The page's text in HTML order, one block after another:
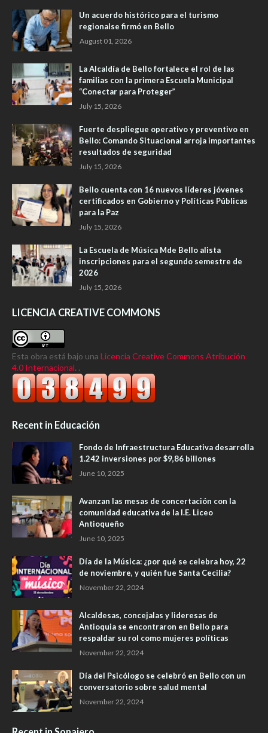
Un acuerdo histórico para el turismo
regionalse firmó en Bello
August 01, 2026
La Alcaldía de Bello fortalece el rol de las
familias con la primera Escuela Municipal
“Conectar para Proteger”
July 15, 2026
Fuerte despliegue operativo y preventivo en
Bello: Comando Situacional arroja importantes
resultados de seguridad
July 15, 2026
Bello cuenta con 16 nuevos líderes jóvenes
certificados en Gobierno y Políticas Públicas
para la Paz
July 15, 2026
La Escuela de Música Mde Bello alista
inscripciones para el segundo semestre de
2026
July 15, 2026
LICENCIA CREATIVE COMMONS
Esta obra está bajo una Licencia Creative Commons Atribución
4.0 Internacional. .
Recent in Educación
Fondo de Infraestructura Educativa desarrolla
1.242 inversiones por $9,86 billones
June 10, 2025
Avanzan las mesas de concertación con la
comunidad educativa de la I.E. Liceo
Antioqueño
June 10, 2025
Día de la Música: ¿por qué se celebra hoy, 22
de noviembre, y quién fue Santa Cecilia?
November 22, 2024
Alcaldesas, concejalas y lideresas de
Antioquia se encontraron en Bello para
respaldar su rol como mujeres políticas
November 22, 2024
Día del Psicólogo se celebró en Bello con un
conversatorio sobre salud mental
November 22, 2024